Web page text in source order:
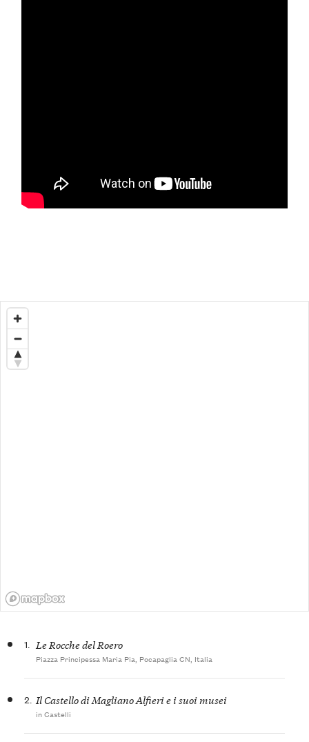
1. Le Rocche del Roero
Piazza Principessa Maria Pia, Pocapaglia CN, Italia
2. Il Castello di Magliano Alfieri e i suoi musei
in Castelli